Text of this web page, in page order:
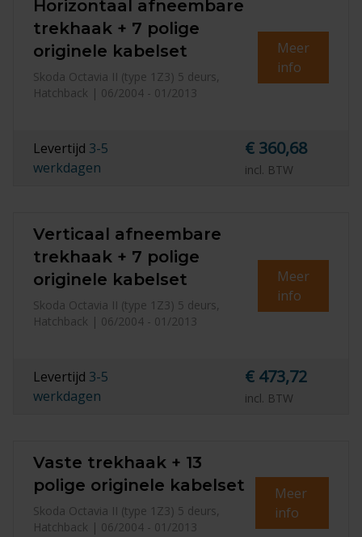
Horizontaal afneembare
trekhaak + 7 polige
originele kabelset
Skoda Octavia II (type 1Z3) 5 deurs,
Hatchback | 06/2004 - 01/2013
Meer
info
Levertijd 3-5
werkdagen
€ 360,68
incl. BTW
Verticaal afneembare
trekhaak + 7 polige
originele kabelset
Skoda Octavia II (type 1Z3) 5 deurs,
Hatchback | 06/2004 - 01/2013
Meer
info
Levertijd 3-5
werkdagen
€ 473,72
incl. BTW
Vaste trekhaak + 13
polige originele kabelset
Skoda Octavia II (type 1Z3) 5 deurs,
Hatchback | 06/2004 - 01/2013
Meer
info